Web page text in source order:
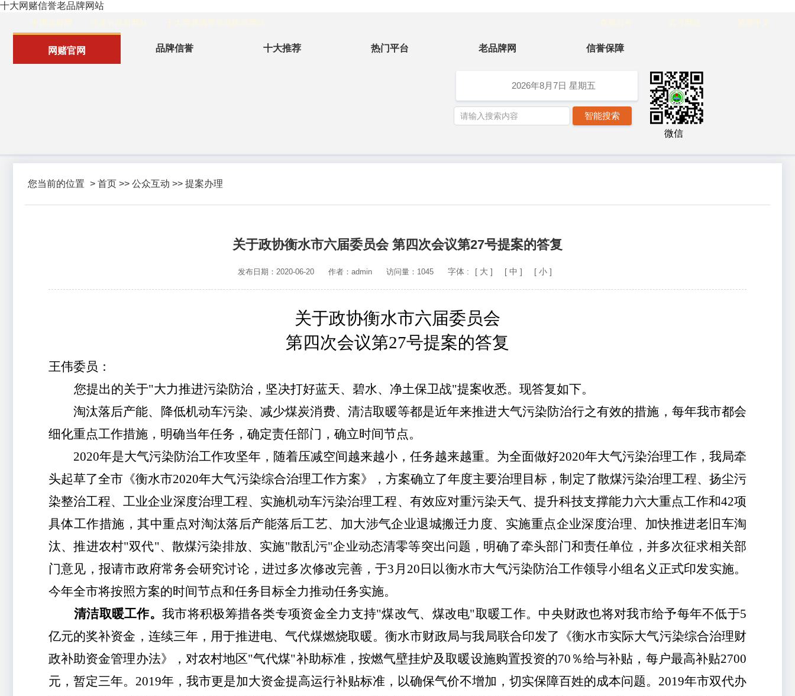
十大网赌信誉老品牌网站
网赌官网 品牌信誉 十大推荐 热门平台 老品牌网 信誉保障
2026年8月7日 星期五
微信
您当前的位置 > 首页 >> 公众互动 >> 提案办理
关于政协衡水市六届委员会 第四次会议第27号提案的答复
发布日期：2020-06-20 作者：admin 访问量：1045 字体 : [ 大 ] [ 中 ] [ 小 ]
关于政协衡水市六届委员会
第四次会议第27号提案的答复
王伟委员：
您提出的关于"大力推进污染防治，坚决打好蓝天、碧水、净土保卫战"提案收悉。现答复如下。
淘汰落后产能、降低机动车污染、减少煤炭消费、清洁取暖等都是近年来推进大气污染防治行之有效的措施，每年我市都会
细化重点工作措施，明确当年任务，确定责任部门，确立时间节点。
2020年是大气污染防治工作攻坚年，随着压减空间越来越小，任务越来越重。为全面做好2020年大气污染治理工作，我局牵
头起草了全市《衡水市2020年大气污染综合治理工作方案》，方案确立了年度主要治理目标，制定了散煤污染治理工程、扬尘污
染整治工程、工业企业深度治理工程、实施机动车污染治理工程、有效应对重污染天气、提升科技支撑能力六大重点工作和42项
具体工作措施，其中重点对淘汰落后产能落后工艺、加大涉气企业退城搬迁力度、实施重点企业深度治理、加快推进老旧车淘
汰、推进农村"双代"、散煤污染排放、实施"散乱污"企业动态清零等突出问题，明确了牵头部门和责任单位，并多次征求相关部
门意见，报请市政府常务会研究讨论，进过多次修改完善，于3月20日以衡水市大气污染防治工作领导小组名义正式印发实施。
今年全市将按照方案的时间节点和任务目标全力推动任务实施。
清洁取暖工作。我市将积极筹措各类专项资金全力支持"煤改气、煤改电"取暖工作。中央财政也将对我市给予每年不低于5
亿元的奖补资金，连续三年，用于推进电、气代煤燃烧取暖。衡水市财政局与我局联合印发了《衡水市实际大气污染综合治理财
政补助资金管理办法》，对农村地区"气代煤"补助标准，按燃气壁挂炉及取暖设施购置投资的70％给与补贴，每户最高补贴2700
元，暂定三年。2019年，我市更是加大资金提高运行补贴标准，以确保气价不增加，切实保障百姓的成本问题。2019年市双代办